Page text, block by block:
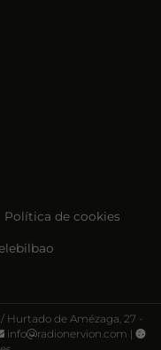
Política de cookies
Hurtado de Amézaga, 27 -
info
radionervion.com |